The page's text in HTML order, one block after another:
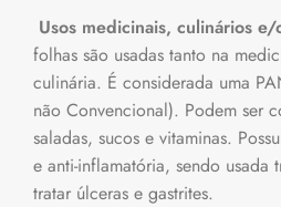
Usos medicinais, culinários
folhas são usadas tanto na
culinária. É considerada uma
não Convencional). Podem ser
saladas, sucos e vitaminas.
e anti-inflamatória, sendo usada
tratar úlceras e gastrites.